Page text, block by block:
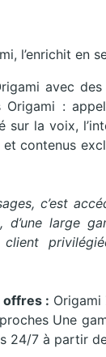
l’enrichit en
avec
:
la voix,
contenus
c’est
large
offres : Origami
Une
24/7 à partir